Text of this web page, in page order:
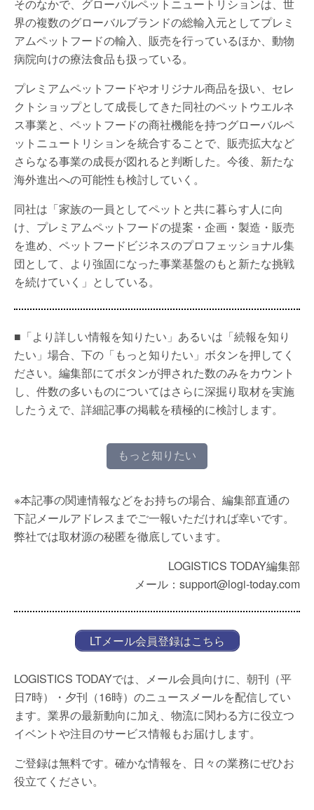
そのなかで、グローバルペットニュートリションは、世
界の複数のグローバルブランドの総輸入元としてプレミ
アムペットフードの輸入、販売を行っているほか、動物
病院向けの療法食品も扱っている。
プレミアムペットフードやオリジナル商品を扱い、セレ
クトショップとして成長してきた同社のペットウエルネ
ス事業と、ペットフードの商社機能を持つグローバルペ
ットニュートリションを統合することで、販売拡大など
さらなる事業の成長が図れると判断した。今後、新たな
海外進出への可能性も検討していく。
同社は「家族の一員としてペットと共に暮らす人に向
け、プレミアムペットフードの提案・企画・製造・販売
を進め、ペットフードビジネスのプロフェッショナル集
団として、より強固になった事業基盤のもと新たな挑戦
を続けていく」としている。
■「より詳しい情報を知りたい」あるいは「続報を知り
たい」場合、下の「もっと知りたい」ボタンを押してく
ださい。編集部にてボタンが押された数のみをカウント
し、件数の多いものについてはさらに深掘り取材を実施
したうえで、詳細記事の掲載を積極的に検討します。
もっと知りたい
※本記事の関連情報などをお持ちの場合、編集部直通の
下記メールアドレスまでご一報いただければ幸いです。
弊社では取材源の秘匿を徹底しています。
LOGISTICS TODAY編集部
メール：support@logi-today.com
LTメール会員登録はこちら
LOGISTICS TODAYでは、メール会員向けに、朝刊（平
日7時）・夕刊（16時）のニュースメールを配信してい
ます。業界の最新動向に加え、物流に関わる方に役立つ
イベントや注目のサービス情報もお届けします。
ご登録は無料です。確かな情報を、日々の業務にぜひお
役立てください。